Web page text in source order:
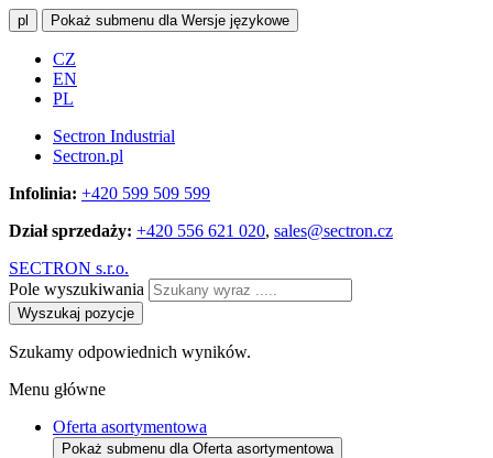
pl Pokaż submenu dla Wersje językowe
CZ
EN
PL
Sectron Industrial
Sectron.pl
Infolinia: +420 599 509 599
Dział sprzedaży: +420 556 621 020, sales@sectron.cz
SECTRON s.r.o.
Pole wyszukiwania
Wyszukaj pozycje
Szukamy odpowiednich wyników.
Menu główne
Oferta asortymentowa
Pokaż submenu dla Oferta asortymentowa